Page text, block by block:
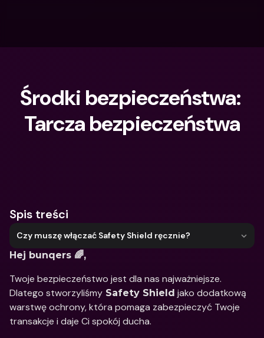
Środki bezpieczeństwa:
Tarcza bezpieczeństwa
Spis treści
Czy muszę włączać Safety Shield ręcznie?
Hej bunqers 🌈,
Twoje bezpieczeństwo jest dla nas najważniejsze.
Dlatego stworzyliśmy Safety Shield jako dodatkową
warstwę ochrony, która pomaga zabezpieczyć Twoje
transakcje i daje Ci spokój ducha.